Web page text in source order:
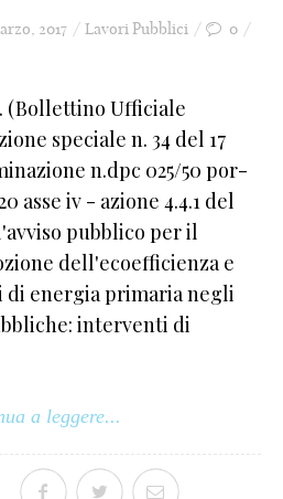
2017 Lavori Pubblici
0
(Bollettino Ufficiale
speciale n. 34 del 17
n.dpc 025/50 por-
asse iv - azione 4.4.1 del
pubblico per il
dell'ecoefficienza e
di energia primaria negli
interventi di
a leggere...